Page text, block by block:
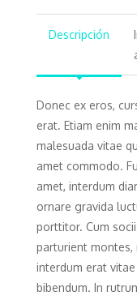
Descripción
Donec ex eros,
erat. Etiam enim
malesuada vitae
amet commodo.
amet, interdum
ornare gravida
porttitor. Cum
parturient montes,
interdum erat
bibendum. In